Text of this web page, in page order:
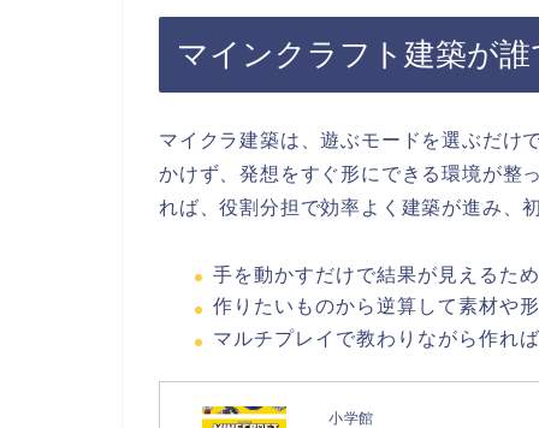
マインクラフト建築が
マイクラ建築は、遊ぶモードを選ぶだけ
かけず、発想をすぐ形にできる環境が整
れば、役割分担で効率よく建築が進み、
手を動かすだけで結果が見えるた
作りたいものから逆算して素材や
マルチプレイで教わりながら作れ
小学館